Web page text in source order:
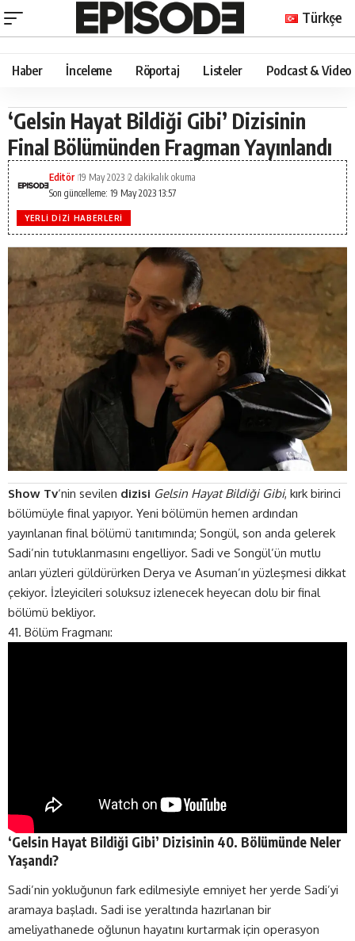
Türkçe
Haber İnceleme Röportaj Listeler Podcast & Video
‘Gelsin Hayat Bildiği Gibi’ Dizisinin
Final Bölümünden Fragman Yayınlandı
Son güncelleme: 19 May 2023 13:57
Editör 19 May 2023 2 dakikalık okuma
YERLI DIZI HABERLERI
Show Tv‘nin sevilen dizisi Gelsin Hayat Bildiği Gibi, kırk birinci
bölümüyle final yapıyor. Yeni bölümün hemen ardından
yayınlanan final bölümü tanıtımında; Songül, son anda gelerek
Sadi’nin tutuklanmasını engelliyor. Sadi ve Songül’ün mutlu
anları yüzleri güldürürken Derya ve Asuman’ın yüzleşmesi dikkat
çekiyor. İzleyicileri soluksuz izlenecek heyecan dolu bir final
bölümü bekliyor.
41. Bölüm Fragmanı:
‘Gelsin Hayat Bildiği Gibi’ Dizisinin 40. Bölümünde Neler
Yaşandı?
Sadi’nin yokluğunun fark edilmesiyle emniyet her yerde Sadi’yi
aramaya başladı. Sadi ise yeraltında hazırlanan bir
ameliyathanede oğlunun hayatını kurtarmak için operasyon